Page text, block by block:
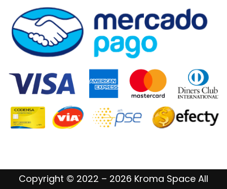
Copyright © 2022 – 2026 Kroma Space All